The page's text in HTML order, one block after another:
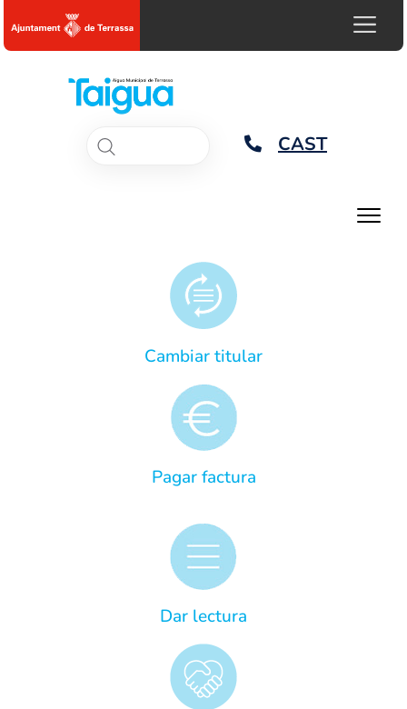
CAST
Cambiar titular
Pagar factura
Dar lectura